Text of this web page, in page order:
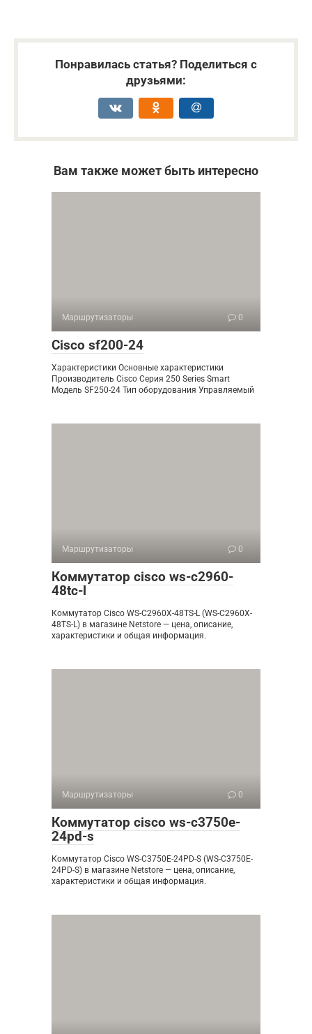
Понравилась статья? Поделиться с
друзьями:
Вам также может быть интересно
Маршрутизаторы 0
Cisco sf200-24
Характеристики Основные характеристики
Производитель Cisco Серия 250 Series Smart
Модель SF250-24 Тип оборудования Управляемый
Маршрутизаторы 0
Коммутатор cisco ws-c2960-
48tc-l
Коммутатор Cisco WS-C2960X-48TS-L (WS-C2960X-
48TS-L) в магазине Netstore — цена, описание,
характеристики и общая информация.
Маршрутизаторы 0
Коммутатор cisco ws-c3750e-
24pd-s
Коммутатор Cisco WS-C3750E-24PD-S (WS-C3750E-
24PD-S) в магазине Netstore — цена, описание,
характеристики и общая информация.